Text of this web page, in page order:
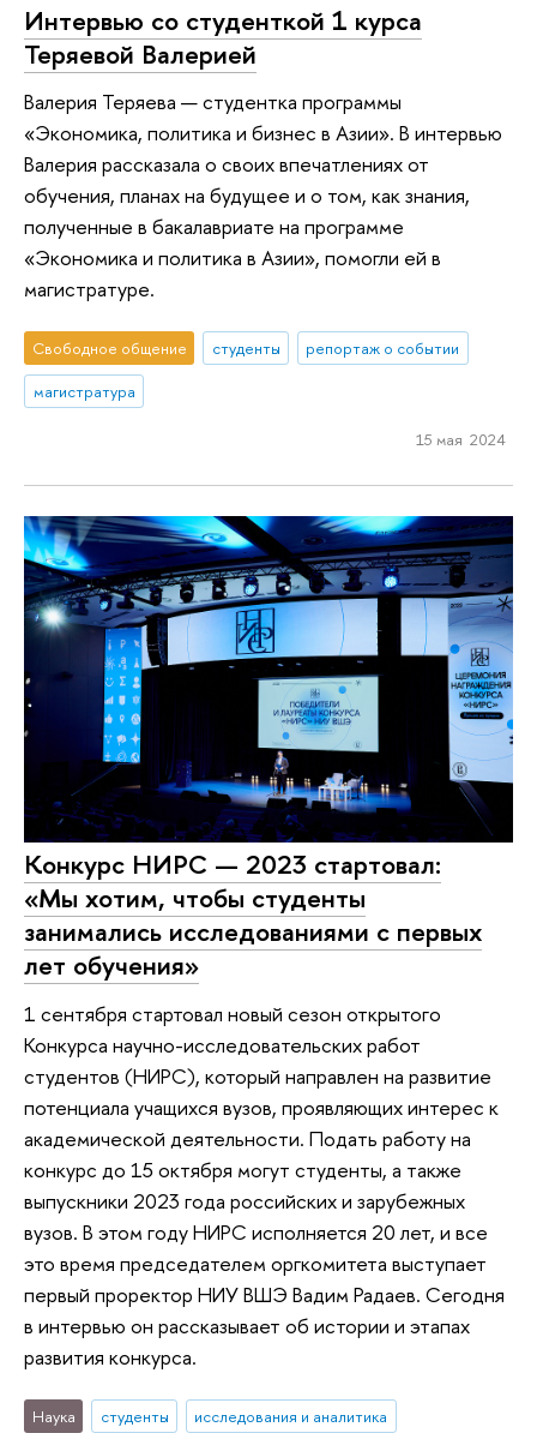
Интервью со студенткой 1 курса
Теряевой Валерией
Валерия Теряева — студентка программы
«Экономика, политика и бизнес в Азии». В интервью
Валерия рассказала о своих впечатлениях от
обучения, планах на будущее и о том, как знания,
полученные в бакалавриате на программе
«Экономика и политика в Азии», помогли ей в
магистратуре.
Свободное общение студенты
репортаж о событии
магистратура
15 мая 2024
Конкурс НИРС — 2023 стартовал:
«Мы хотим, чтобы студенты
занимались исследованиями с первых
лет обучения»
1 сентября стартовал новый сезон открытого
Конкурса научно-исследовательских работ
студентов (НИРС), который направлен на развитие
потенциала учащихся вузов, проявляющих интерес к
академической деятельности. Подать работу на
конкурс до 15 октября могут студенты, а также
выпускники 2023 года российских и зарубежных
вузов. В этом году НИРС исполняется 20 лет, и все
это время председателем оргкомитета выступает
первый проректор НИУ ВШЭ Вадим Радаев. Сегодня
в интервью он рассказывает об истории и этапах
развития конкурса.
Наука студенты
исследования и аналитика